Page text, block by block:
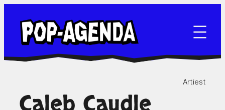
naar
inhoud
Artiest